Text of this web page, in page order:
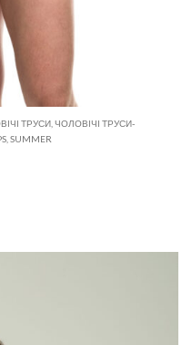
ТРУСИ ЧОЛОВІЧІ ТРУСИ-
SUMMER